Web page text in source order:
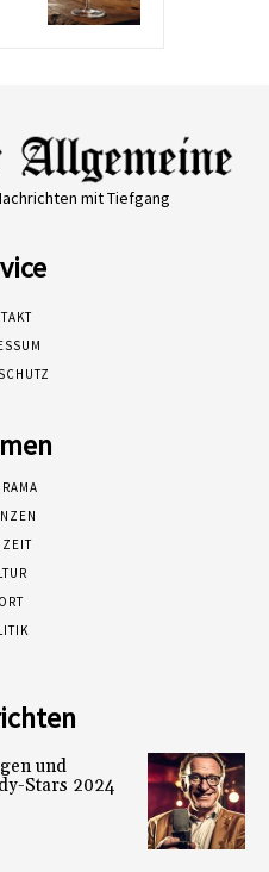
mit Tiefgang
und
Stars 2024